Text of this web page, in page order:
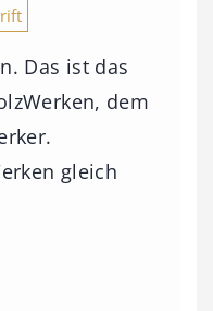
Das ist das
dem
gleich